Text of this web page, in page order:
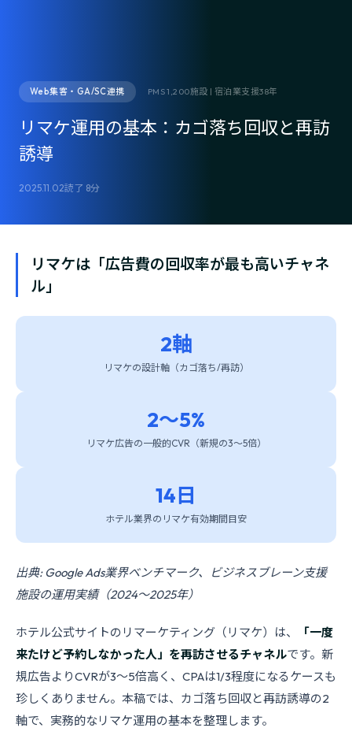
Web集客・GA/SC連携 PMS 1,200施設 | 宿泊業支援38年
リマケ運用の基本：カゴ落ち回収と再訪
誘導
2025.11.02読了 8分
リマケは「広告費の回収率が最も高いチャネ
ル」
2軸
リマケの設計軸（カゴ落ち/再訪）
2〜5%
リマケ広告の一般的CVR（新規の3〜5倍）
14日
ホテル業界のリマケ有効期間目安
出典: Google Ads業界ベンチマーク、ビジネスブレーン支援
施設の運用実績（2024〜2025年）
ホテル公式サイトのリマーケティング（リマケ）は、
「一度
来たけど予約しなかった人」を再訪させるチャネルです。新
規広告よりCVRが3〜5倍高く、CPAは1/3程度になるケースも
珍しくありません。本稿では、カゴ落ち回収と再訪誘導の2
軸で、実務的なリマケ運用の基本を整理します。